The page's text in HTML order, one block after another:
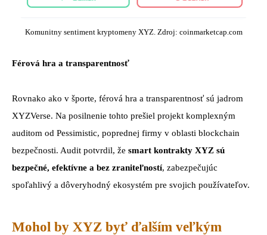
Komunitny sentiment kryptomeny XYZ. Zdroj: coinmarketcap.com
Férová hra a transparentnosť
Rovnako ako v športe, férová hra a transparentnosť sú jadrom
XYZVerse. Na posilnenie tohto prešiel projekt komplexným
auditom od Pessimistic, poprednej firmy v oblasti blockchain
bezpečnosti. Audit potvrdil, že smart kontrakty XYZ sú
bezpečné, efektívne a bez zraniteľností, zabezpečujúc
spoľahlivý a dôveryhodný ekosystém pre svojich používateľov.
Mohol by XYZ byť ďalším veľkým